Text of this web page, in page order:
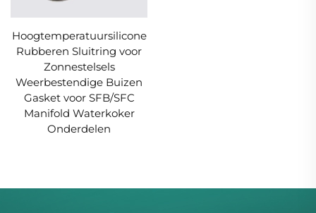
Hoogtemperatuursilicone
Rubberen Sluitring voor
Zonnestelsels
Weerbestendige Buizen
Gasket voor SFB/SFC
Manifold Waterkoker
Onderdelen